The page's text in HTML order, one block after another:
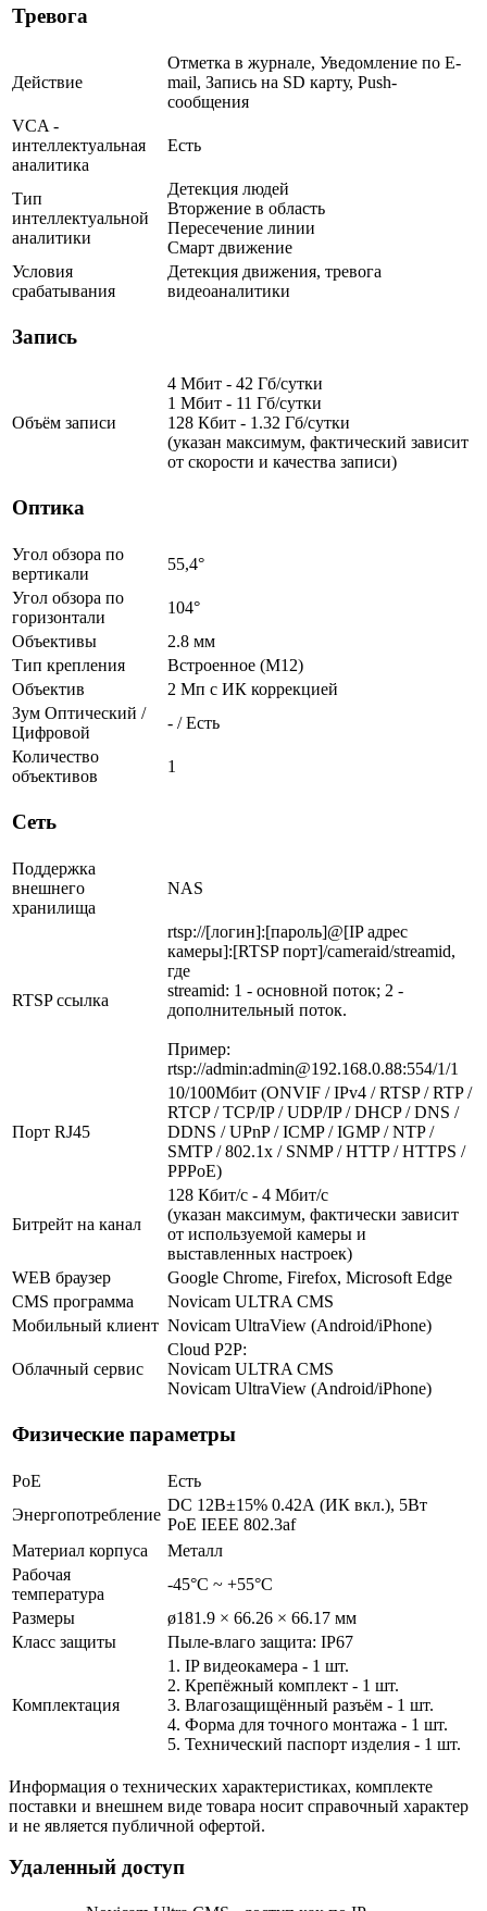
Тревога
Действие
Отметка в журнале, Уведомление по E-
mail, Запись на SD карту, Push-
сообщения
VCA -
интеллектуальная
аналитика
Есть
Тип
интеллектуальной
аналитики
Детекция людей
Вторжение в область
Пересечение линии
Смарт движение
Условия
срабатывания
Детекция движения, тревога
видеоаналитики
Запись
Объём записи
4 Мбит - 42 Гб/сутки
1 Мбит - 11 Гб/сутки
128 Кбит - 1.32 Гб/сутки
(указан максимум, фактический зависит
от скорости и качества записи)
Оптика
Угол обзора по
вертикали
55,4°
Угол обзора по
горизонтали
104°
Объективы
2.8 мм
Тип крепления
Встроенное (М12)
Объектив
2 Мп c ИК коррекцией
Зум Оптический /
Цифровой
- / Есть
Количество
объективов
1
Сеть
Поддержка
внешнего
хранилища
NAS
RTSP ссылка
rtsp://[логин]:[пароль]@[IP адрес
камеры]:[RTSP порт]/cameraid/streamid,
где
streamid: 1 - основной поток; 2 -
дополнительный поток.
Пример:
rtsp://admin:admin@192.168.0.88:554/1/1
Порт RJ45
10/100Мбит (ONVIF / IPv4 / RTSP / RTP /
RTCP / TCP/IP / UDP/IP / DHCP / DNS /
DDNS / UPnP / ICMP / IGMP / NTP /
SMTP / 802.1x / SNMP / HTTP / HTTPS /
PPPoE)
Битрейт на канал
128 Кбит/с - 4 Мбит/с
(указан максимум, фактически зависит
от используемой камеры и
выставленных настроек)
WEB браузер
Google Chrome, Firefox, Microsoft Edge
CMS программа
Novicam ULTRA CMS
Мобильный клиент Novicam UltraView (Android/iPhone)
Облачный сервис
Cloud P2P:
Novicam ULTRA CMS
Novicam UltraView (Android/iPhone)
Физические параметры
PoE
Есть
Энергопотребление
DC 12В±15% 0.42А (ИК вкл.), 5Вт
PoE IEEE 802.3af
Материал корпуса
Металл
Рабочая
температура
-45°С ~ +55°С
Размеры
ø181.9 × 66.26 × 66.17 мм
Класс защиты
Пыле-влаго защита: IP67
Комплектация
1. IP видеокамера - 1 шт.
2. Крепёжный комплект - 1 шт.
3. Влагозащищённый разъём - 1 шт.
4. Форма для точного монтажа - 1 шт.
5. Технический паспорт изделия - 1 шт.
Информация о технических характеристиках, комплекте
поставки и внешнем виде товара носит справочный характер
и не является публичной офертой.
Удаленный доступ